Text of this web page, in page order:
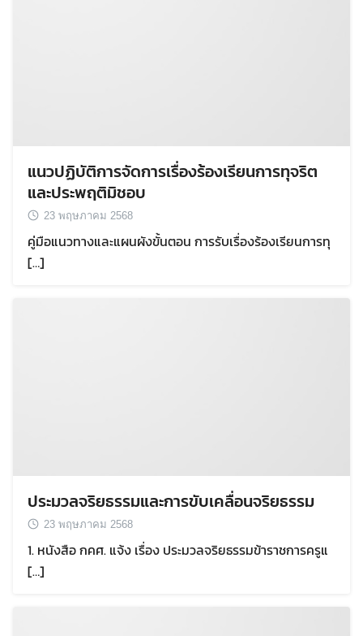
แนวปฏิบัติการจัดการเรื่องร้องเรียนการทุจริต
และประพฤติมิชอบ
23 พฤษภาคม 2568
คู่มือแนวทางและแผนผังขั้นตอน การรับเรื่องร้องเรียนการทุ
[…]
ประมวลจริยธรรมและการขับเคลื่อนจริยธรรม
23 พฤษภาคม 2568
1. หนังสือ กคศ. แจ้ง เรื่อง ประมวลจริยธรรมข้าราชการครูแ
[…]